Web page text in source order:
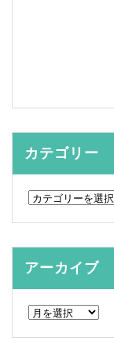
カテゴリー
カ
リ
ー
アーカイブ
ア